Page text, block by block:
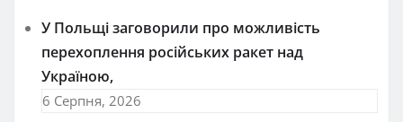
У Польщі заговорили про можливість
перехоплення російських ракет над
Україною,
6 Серпня, 2026